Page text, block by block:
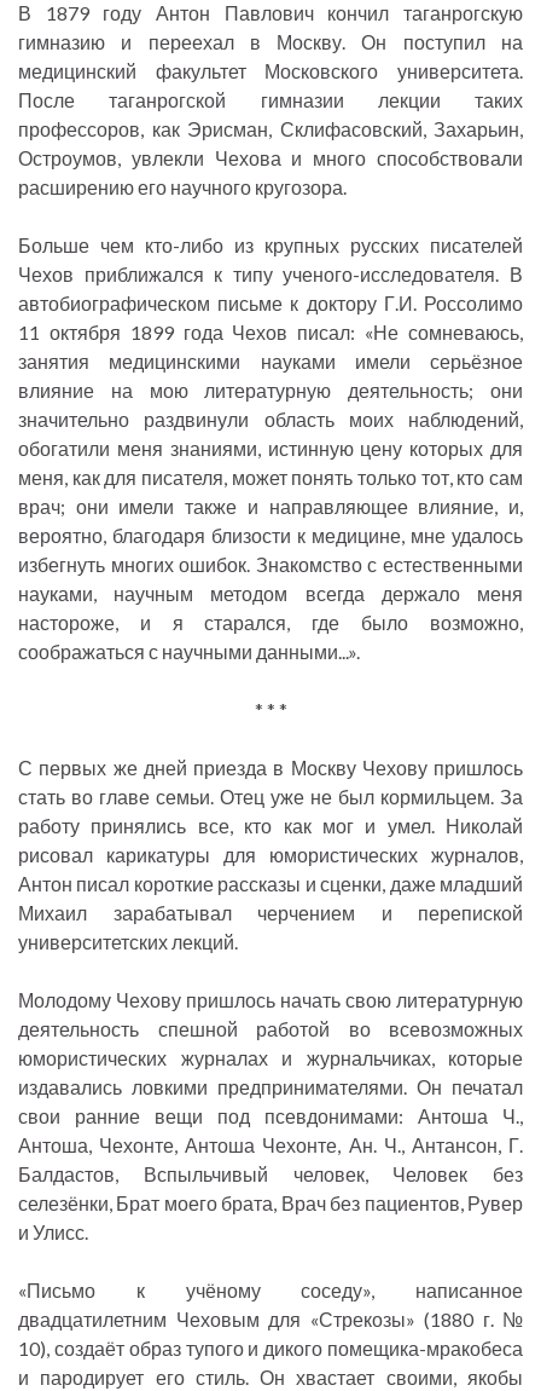
В 1879 году Антон Павлович кончил таганрогскую
гимназию и переехал в Москву. Он поступил на
медицинский факультет Московского университета.
После таганрогской гимназии лекции таких
профессоров, как Эрисман, Склифасовский, Захарьин,
Остроумов, увлекли Чехова и много способствовали
расширению его научного кругозора.
Больше чем кто-либо из крупных русских писателей
Чехов приближался к типу ученого-исследователя. В
автобиографическом письме к доктору Г.И. Россолимо
11 октября 1899 года Чехов писал: «Не сомневаюсь,
занятия медицинскими науками имели серьёзное
влияние на мою литературную деятельность; они
значительно раздвинули область моих наблюдений,
обогатили меня знаниями, истинную цену которых для
меня, как для писателя, может понять только тот, кто сам
врач; они имели также и направляющее влияние, и,
вероятно, благодаря близости к медицине, мне удалось
избегнуть многих ошибок. Знакомство с естественными
науками, научным методом всегда держало меня
настороже, и я старался, где было возможно,
соображаться с научными данными...».
* * *
С первых же дней приезда в Москву Чехову пришлось
стать во главе семьи. Отец уже не был кормильцем. За
работу принялись все, кто как мог и умел. Николай
рисовал карикатуры для юмористических журналов,
Антон писал короткие рассказы и сценки, даже младший
Михаил зарабатывал черчением и перепиской
университетских лекций.
Молодому Чехову пришлось начать свою литературную
деятельность спешной работой во всевозможных
юмористических журналах и журнальчиках, которые
издавались ловкими предпринимателями. Он печатал
свои ранние вещи под псевдонимами: Антоша Ч.,
Антоша, Чехонте, Антоша Чехонте, Ан. Ч., Антансон, Г.
Балдастов, Вспыльчивый человек, Человек без
селезёнки, Брат моего брата, Врач без пациентов, Рувер
и Улисс.
«Письмо к учёному соседу», написанное
двадцатилетним Чеховым для «Стрекозы» (1880 г. №
10), создаёт образ тупого и дикого помещика-мракобеса
и пародирует его стиль. Он хвастает своими, якобы